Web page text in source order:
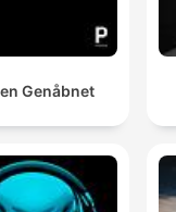
Genåbnet